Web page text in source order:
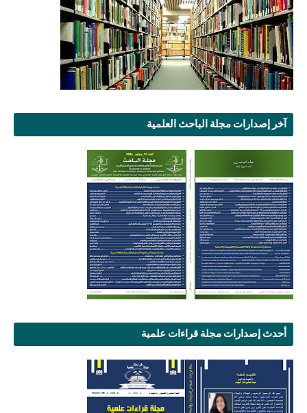
آخر إصدارات مجلة الباحث العلمية
أحدث إصدارات مجلة قراءات علمية